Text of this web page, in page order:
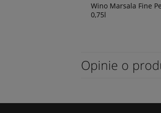
Wino Marsala Fine
0,75l
Opinie o